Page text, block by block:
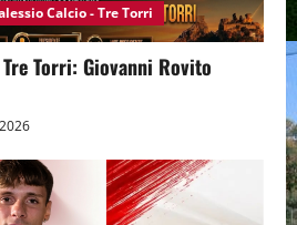
Calcio - Tre Torri
Torri: Giovanni Rovito